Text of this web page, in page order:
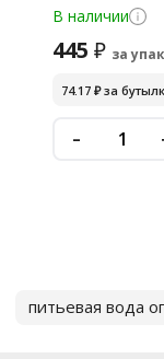
В наличии
445 ₽ за
74.17 ₽за
-
питьевая вода